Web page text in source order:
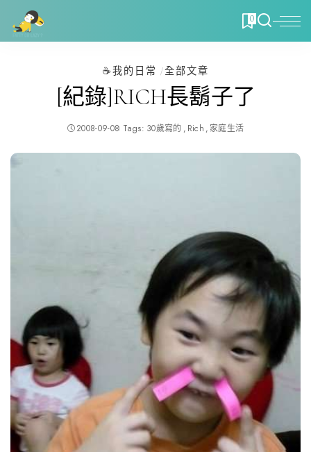
0
☕️我的日常 全部文章
[紀錄]RICH長鬍子了
2008-09-08 Tags: 30歲寫的 Rich 家庭生活